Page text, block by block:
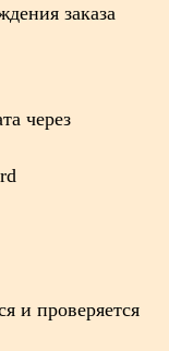
заказа
через
и проверяется